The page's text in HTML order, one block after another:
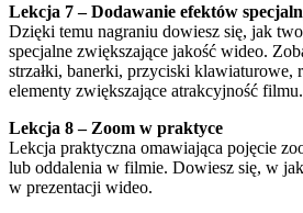
Lekcja 7 – Dodawanie efektów
Dzięki temu nagraniu dowiesz się, jak
specjalne zwiększające jakość wideo.
strzałki, banerki, przyciski klawiaturowe,
elementy zwiększające atrakcyjność filmu.
Lekcja 8 – Zoom w praktyce
Lekcja praktyczna omawiająca pojęcie
lub oddalenia w filmie. Dowiesz się, w
w prezentacji wideo.